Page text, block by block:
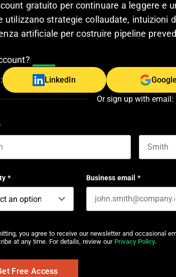
gratuito per continuare a leggere e
utilizzano strategie collaudate, intuizioni
artificiale per costruire pipeline
LinkedIn Google
Or sign up with email:
* Business email *
you agree to receive our newsletter and occasional
at any time. For details, review our Privacy Policy.